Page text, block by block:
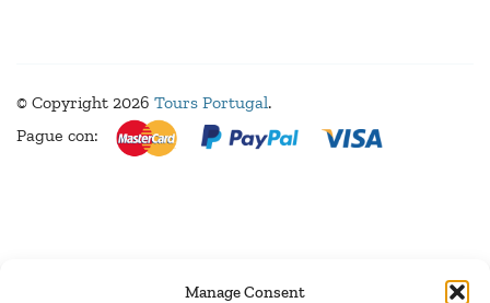
Manage Consent
© Copyright 2026 Tours Portugal.
Pague con: